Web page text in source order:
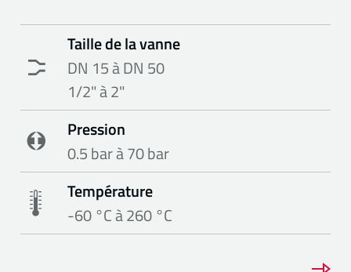
Taille de la vanne
DN 15 à DN 50
1/2" à 2"
Pression
0.5 bar à 70 bar
Température
-60 °C à 260 °C